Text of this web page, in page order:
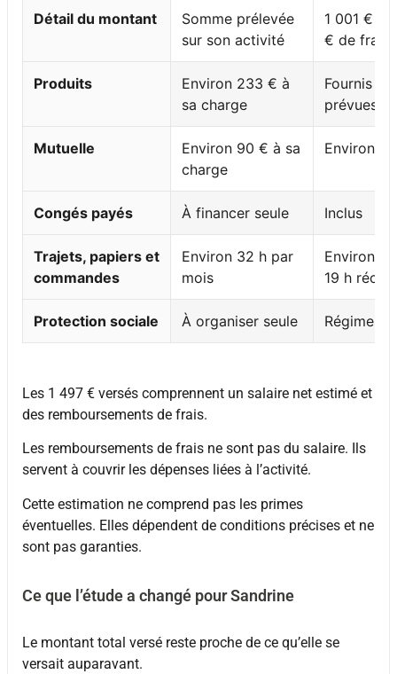
Détail du montant
Somme prélevée
sur son activité
1 001 €
€ de frais
Produits
Environ 233 € à
sa charge
Fournis
prévues
Mutuelle
Environ 90 € à sa
charge
Environ
Congés payés À financer seule Inclus
Trajets, papiers et
commandes
Environ 32 h par
mois
Environ
19 h
Protection sociale À organiser seule Régime
Les 1 497 € versés comprennent un salaire net estimé et
des remboursements de frais.
Les remboursements de frais ne sont pas du salaire. Ils
servent à couvrir les dépenses liées à l’activité.
Cette estimation ne comprend pas les primes
éventuelles. Elles dépendent de conditions précises et ne
sont pas garanties.
Ce que l’étude a changé pour Sandrine
Le montant total versé reste proche de ce qu’elle se
versait auparavant.